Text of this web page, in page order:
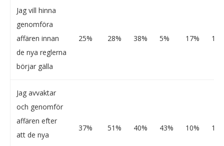
Jag vill hinna
genomföra
affären innan
de nya reglerna
börjar gälla
25% 28% 38% 5% 17%
Jag avvaktar
och genomför
affären efter
att de nya
37% 51% 40% 43% 10%